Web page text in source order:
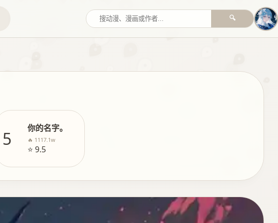
🔍
5 你的名字。
🔥 1117.1w
⭐ 9.5